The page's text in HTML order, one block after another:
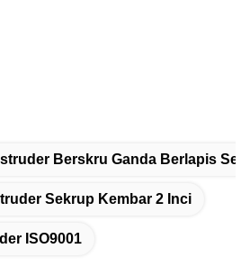
Berskru Ganda Berlapis
Sekrup Kembar 2 Inci
ISO9001